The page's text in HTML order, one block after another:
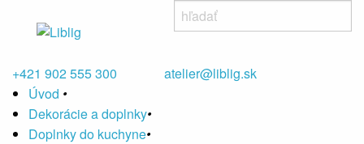
+421 902 555 300
atelier@liblig.sk
Úvod •
Dekorácie a doplnky•
Doplnky do kuchyne•